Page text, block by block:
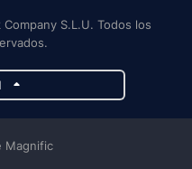
S.L.U. Todos los
Magnific